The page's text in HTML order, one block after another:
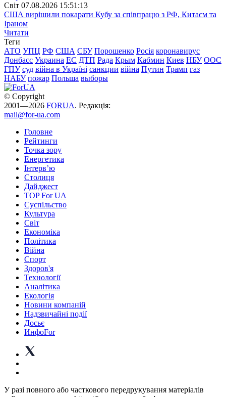
Свiт 07.08.2026 15:51:13
США вирішили покарати Кубу за співпрацю з РФ, Китаєм та
Іраном
Читати
Теги
АТО УПЦ РФ США СБУ Порошенко Росія коронавирус
Донбасс Украина ЕС ДТП Рада Крым Кабмин Киев НБУ ООС
ГПУ суд війна в Україні санкции війна Путин Трамп газ
НАБУ пожар Польша выборы
© Copyright
2001—2026 FORUA. Редакція:
mail@for-ua.com
Головне
Рейтинги
Точка зору
Енергетика
Інтерв’ю
Столиця
Дайджест
TOP For UA
Суспiльство
Культура
Світ
Економіка
Політика
Війна
Спорт
Здоров'я
Технології
Аналітика
Екологія
Новини компаній
Надзвичайні події
Досьє
ИнфоFor
У разі повного або часткового передрукування матеріалів